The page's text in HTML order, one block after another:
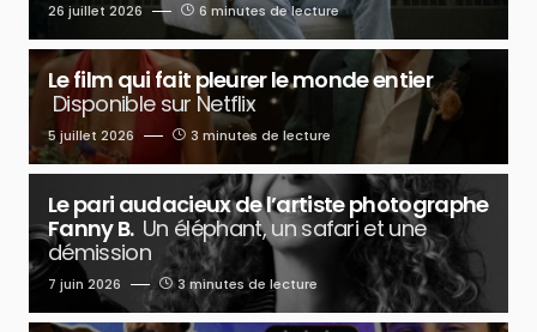
26 juillet 2026 6 minutes de lecture
Le film qui fait pleurer le monde entier
Disponible sur Netflix
5 juillet 2026 3 minutes de lecture
Le pari audacieux de l’artiste photographe
Fanny B. Un éléphant, un safari et une
démission
7 juin 2026 3 minutes de lecture